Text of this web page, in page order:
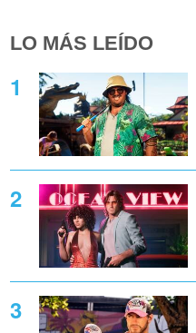
LO MÁS LEÍDO